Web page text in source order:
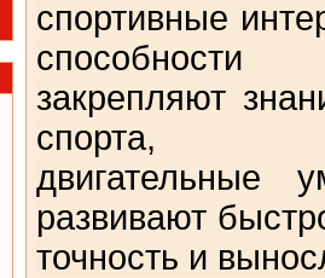
спортивные
способности
закрепляют
спорта,
двигательные
развивают
точность и